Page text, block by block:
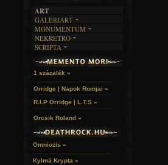
ART
GALERIART
ARTGALERI
KÉPREGÉNYEK
LAKÁSKULTS
MONUMENTUM
TEMETŐK
TEMPLOMOK
VÁRAK
HELYEK
NEKRETRO
SZUBKULT
FEKETE LYUK
RELIKVIÁK
SCRIPTA
NOVELLÁK
VERSEK
1 százalék »
Orridge | Napok Romjai »
R.I.P Orridge | L.T.S »
Orcsik Roland »
Omniozis »
Kylmä Krypta »